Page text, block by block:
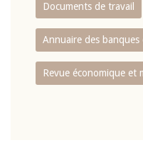
Documents de travail
Annuaire des
Revue économique et